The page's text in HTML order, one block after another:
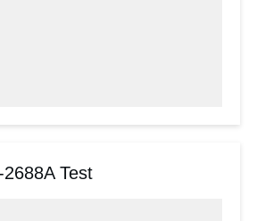
Test